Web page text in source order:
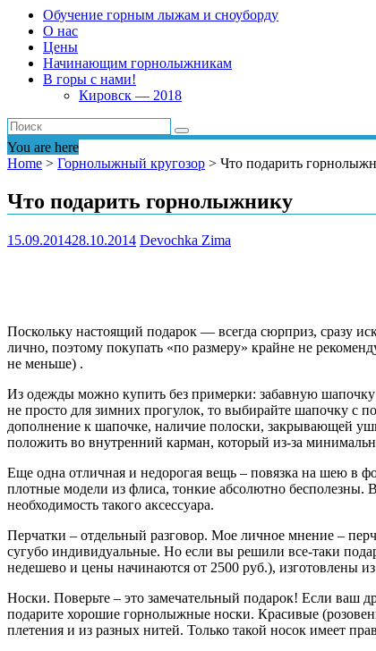
Обучение горным лыжам и сноуборду
О нас
Цены
Начинающим горнолыжникам
В горы с нами!
Кировск — 2018
You are here
Home > Горнолыжный кругозор > Что подарить
Что подарить горнолыжнику
15.09.201428.10.2014 Devochka Zima
Поскольку настоящий подарок — всегда сюрприз, сразу
лично, поэтому покупать «по размеру» крайне не
не меньше) .
Из одежды можно купить без примерки: забавную
не просто для зимних прогулок, то выбирайте шапочку с
дополнение к шапочке, наличие полоски, закрывающей
положить во внутренний карман, который из-за
Еще одна отличная и недорогая вещь – повязка на шею в
плотные модели из флиса, тонкие абсолютно бесполезны.
необходимость такого аксессуара.
Перчатки – отдельный разговор. Мое личное мнение –
сугубо индивидуальные. Но если вы решили все-таки
недешево и цены начинаются от 2500 руб.), изготовлены
Носки. Поверьте – это замечательный подарок! Если ваш
подарите хорошие горнолыжные носки. Красивые
плетения и из разных нитей. Только такой носок имеет